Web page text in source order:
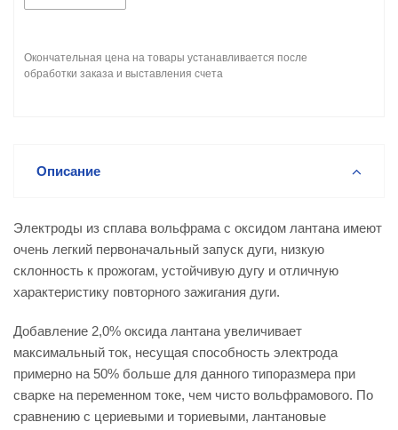
Окончательная цена на товары устанавливается после
обработки заказа и выставления счета
Описание
Электроды из сплава вольфрама с оксидом лантана имеют
очень легкий первоначальный запуск дуги, низкую
склонность к прожогам, устойчивую дугу и отличную
характеристику повторного зажигания дуги.
Добавление 2,0% оксида лантана увеличивает
максимальный ток, несущая способность электрода
примерно на 50% больше для данного типоразмера при
сварке на переменном токе, чем чисто вольфрамового. По
сравнению с цериевыми и ториевыми, лантановые